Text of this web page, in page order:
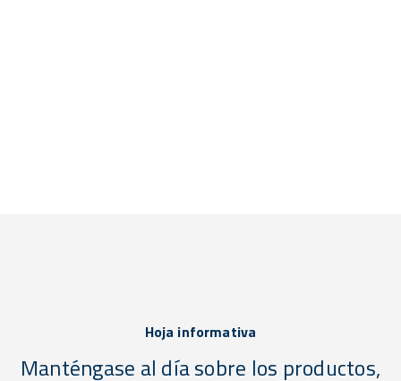
Hoja informativa
Manténgase al día sobre los productos,